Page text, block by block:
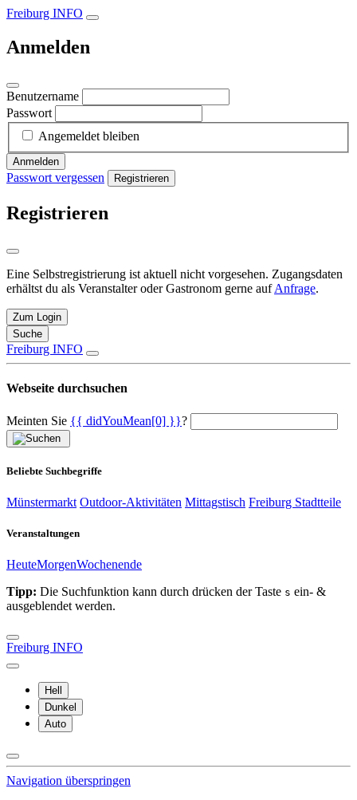
Freiburg INFO
Anmelden
Benutzername
Passwort
Angemeldet bleiben
Anmelden
Passwort vergessen Registrieren
Registrieren
Eine Selbstregistrierung ist aktuell nicht vorgesehen. Zugangsdaten
erhältst du als Veranstalter oder Gastronom gerne aufAnfrage.
Zum Login
Suche
Freiburg INFO
Webseite durchsuchen
Meinten Sie {{ didYouMean[0] }}?
Beliebte Suchbegriffe
Münstermarkt Outdoor-Aktivitäten Mittagstisch Freiburg Stadtteile
Veranstaltungen
HeuteMorgenWochenende
Tipp: Die Suchfunktion kann durch drücken der Taste s ein- &
ausgeblendet werden.
Freiburg INFO
Hell
Dunkel
Auto
Navigation überspringen